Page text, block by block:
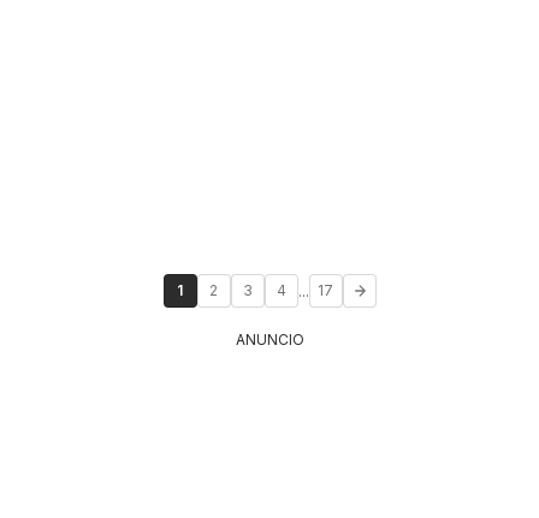
1 2 3 4 ... 17
ANUNCIO